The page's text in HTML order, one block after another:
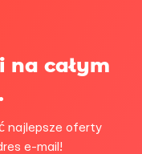
na całym
najlepsze oferty
e-mail!